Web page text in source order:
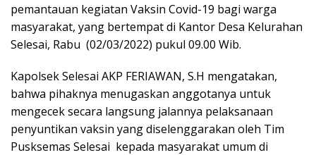
pemantauan kegiatan Vaksin Covid-19 bagi warga
masyarakat, yang bertempat di Kantor Desa Kelurahan
Selesai, Rabu (02/03/2022) pukul 09.00 Wib.
Kapolsek Selesai AKP FERIAWAN, S.H mengatakan,
bahwa pihaknya menugaskan anggotanya untuk
mengecek secara langsung jalannya pelaksanaan
penyuntikan vaksin yang diselenggarakan oleh Tim
Pusksemas Selesai kepada masyarakat umum di